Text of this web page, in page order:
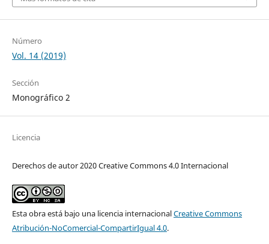
Número
Vol. 14 (2019)
Sección
Monográfico 2
Licencia
Derechos de autor 2020 Creative Commons 4.0 Internacional
Esta obra está bajo una licencia internacionalCreative Commons
Atribución-NoComercial-CompartirIgual 4.0.